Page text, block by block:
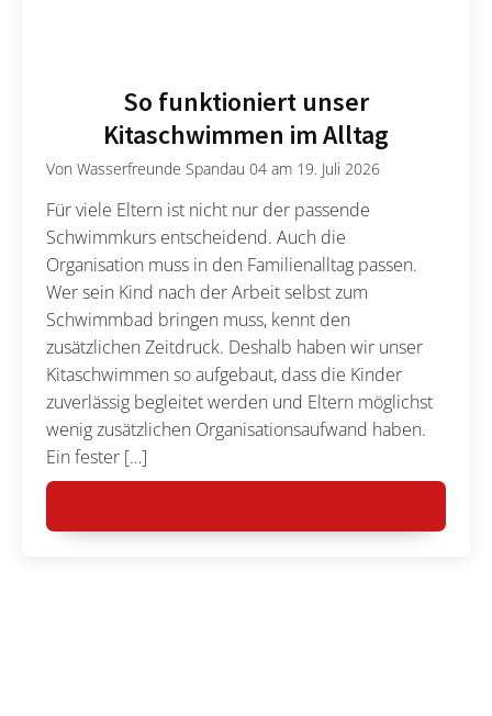
So funktioniert unser
Kitaschwimmen im Alltag
VonWasserfreunde Spandau 04 am 19. Juli 2026
Für viele Eltern ist nicht nur der passende
Schwimmkurs entscheidend. Auch die
Organisation muss in den Familienalltag passen.
Wer sein Kind nach der Arbeit selbst zum
Schwimmbad bringen muss, kennt den
zusätzlichen Zeitdruck. Deshalb haben wir unser
Kitaschwimmen so aufgebaut, dass die Kinder
zuverlässig begleitet werden und Eltern möglichst
wenig zusätzlichen Organisationsaufwand haben.
Ein fester […]